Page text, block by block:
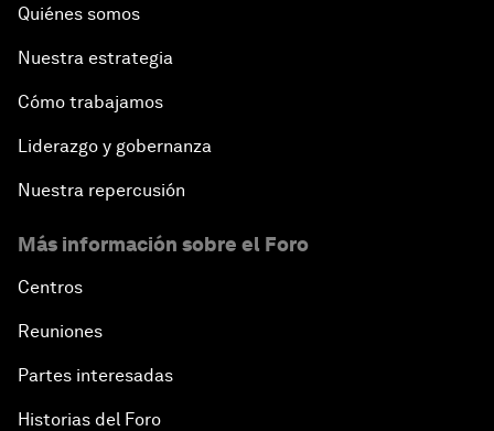
Quiénes somos
Nuestra estrategia
Cómo trabajamos
Liderazgo y gobernanza
Nuestra repercusión
Más información sobre el Foro
Centros
Reuniones
Partes interesadas
Historias del Foro